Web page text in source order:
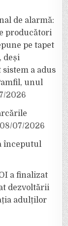
de alarmă:
producători
pe tapet
deși
a adus
unul
2026
08/07/2026
începutul
a finalizat
dezvoltării
adulților